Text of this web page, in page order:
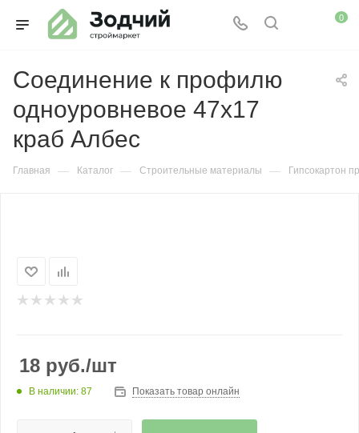
0
Соединение к профилю
одноуровневое 47х17
краб Албес
Главная — Каталог — Строительные материалы — Гипсокартон
18 руб./шт
В наличии: 87 Показать товар онлайн